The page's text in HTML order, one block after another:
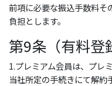
前項に必要な振込手数料そ
負担とします。
第9条（有料登
1.プレミアム会員は、プレ
当社所定の手続きにて解